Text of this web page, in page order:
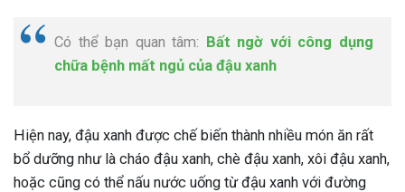
Có thể bạn quan tâm: Bất ngờ với công dụng
chữa bệnh mất ngủ của đậu xanh
Hiện nay, đậu xanh được chế biến thành nhiều món ăn rất
bổ dưỡng như là cháo đậu xanh, chè đậu xanh, xôi đậu xanh,
hoặc cũng có thể nấu nước uống từ đậu xanh với đường